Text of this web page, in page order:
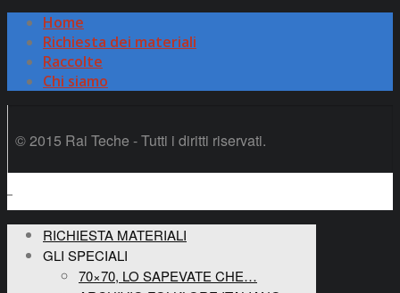
Home
Richiesta dei materiali
Raccolte
Chi siamo
© 2015 Rai Teche - Tutti i diritti riservati.
RICHIESTA MATERIALI
GLI SPECIALI
70×70, LO SAPEVATE CHE…